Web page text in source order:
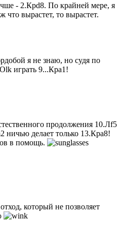
- 2.Крd8. По крайней мере, я
что вырастет, то вырастет.
я не знаю, но судя по
играть 9...Кра1!
продолжения 10.Лf5
ничью делает только 13.Крa8!
в помощь.
который не позволяет